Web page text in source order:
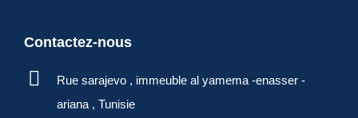
Contactez-nous
Rue sarajevo , immeuble al yamema -enasser -
ariana , Tunisie